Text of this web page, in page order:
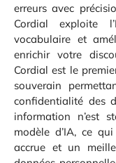
erreurs avec
Cordial exploite
vocabulaire et
enrichir votre
Cordial est le
souverain
confidentialité des
information n’est
modèle d’IA, ce
accrue et un